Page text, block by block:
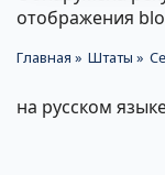
об
ошибке
отображения
навигации
Главная Штаты
на русском